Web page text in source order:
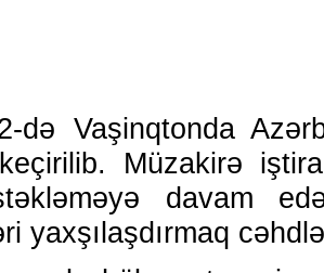
də Vaşinqtonda
Müzakirə
davam
yaxşılaşdırmaq